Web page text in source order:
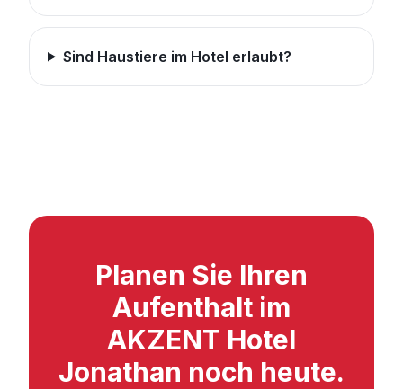
Sind Haustiere im Hotel erlaubt?
Planen Sie Ihren
Aufenthalt im
AKZENT Hotel
Jonathan noch heute.